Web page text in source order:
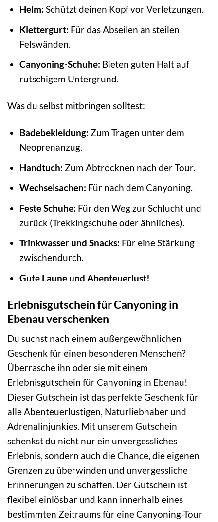
Helm: Schützt deinen Kopf vor Verletzungen.
Klettergurt: Für das Abseilen an steilen
Felswänden.
Canyoning-Schuhe: Bieten guten Halt auf
rutschigem Untergrund.
Was du selbst mitbringen solltest:
Badebekleidung: Zum Tragen unter dem
Neoprenanzug.
Handtuch: Zum Abtrocknen nach der Tour.
Wechselsachen: Für nach dem Canyoning.
Feste Schuhe: Für den Weg zur Schlucht und
zurück (Trekkingschuhe oder ähnliches).
Trinkwasser und Snacks: Für eine Stärkung
zwischendurch.
Gute Laune und Abenteuerlust!
Erlebnisgutschein für Canyoning in
Ebenau verschenken
Du suchst nach einem außergewöhnlichen
Geschenk für einen besonderen Menschen?
Überrasche ihn oder sie mit einem
Erlebnisgutschein für Canyoning in Ebenau!
Dieser Gutschein ist das perfekte Geschenk für
alle Abenteuerlustigen, Naturliebhaber und
Adrenalinjunkies. Mit unserem Gutschein
schenkst du nicht nur ein unvergessliches
Erlebnis, sondern auch die Chance, die eigenen
Grenzen zu überwinden und unvergessliche
Erinnerungen zu schaffen. Der Gutschein ist
flexibel einlösbar und kann innerhalb eines
bestimmten Zeitraums für eine Canyoning-Tour